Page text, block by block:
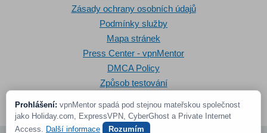
Zásady ochrany osobních údajů
Podmínky služby
Mapa stránek
Press Center - vpnMentor
DMCA Policy
Způsob testování
Prohlášení: vpnMentor spadá pod stejnou mateřskou společnost
jako Holiday.com, ExpressVPN, CyberGhost a Private Internet
Access. Další informace Rozumím